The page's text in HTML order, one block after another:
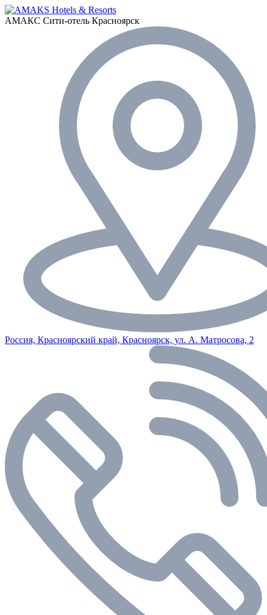
АМАКС Сити-отель Красноярск
Россия, Красноярский край, Красноярск, ул. А. Матросова, 2